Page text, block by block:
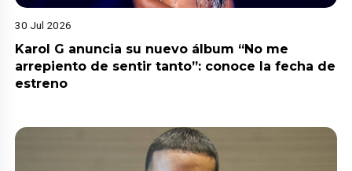
30 Jul 2026
Karol G anuncia su nuevo álbum “No me
arrepiento de sentir tanto”: conoce la fecha de
estreno